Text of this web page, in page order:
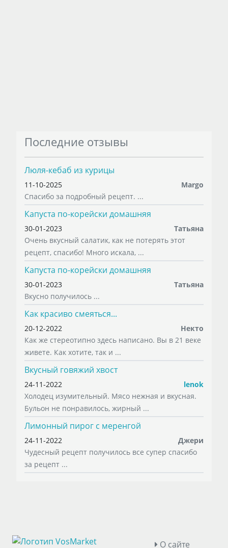
Последние отзывы
Люля-кебаб из курицы
11-10-2025
Margo
Спасибо за подробный рецепт. ...
Капуста по-корейски домашняя
30-01-2023
Татьяна
Очень вкусный салатик, как не потерять этот
рецепт, спасибо! Много искала, ...
Капуста по-корейски домашняя
30-01-2023
Татьяна
Вкусно получилось ...
Как красиво смеяться...
20-12-2022
Некто
Как же стереотипно здесь написано. Вы в 21 веке
живете. Как хотите, так и ...
Вкусный говяжий хвост
24-11-2022
lenok
Холодец изумительный. Мясо нежная и вкусная.
Бульон не понравилось, жирный ...
Лимонный пирог с меренгой
24-11-2022
Джери
Чудесный рецепт получилось все супер спасибо
за рецепт ...
О сайте